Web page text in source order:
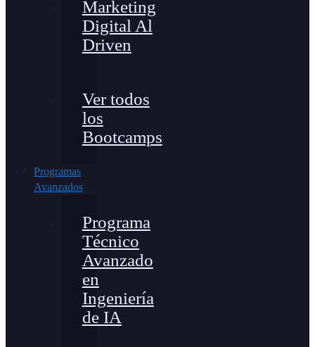
Marketing
Digital Al
Driven
Ver todos
los
Bootcamps
Programas
Avanzados
Programa
Técnico
Avanzado
en
Ingeniería
de IA